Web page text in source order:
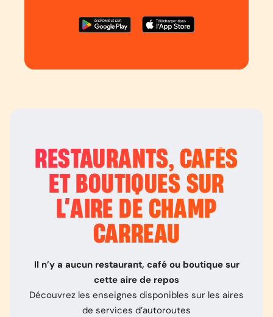
RESTAURANTS, CAFÉS
ET BOUTIQUES SUR
L’AIRE DE CHAMP
CARREAU
Il n’y a aucun restaurant, café ou boutique sur
cette aire de repos
Découvrez les enseignes disponibles sur les aires
de services d’autoroutes